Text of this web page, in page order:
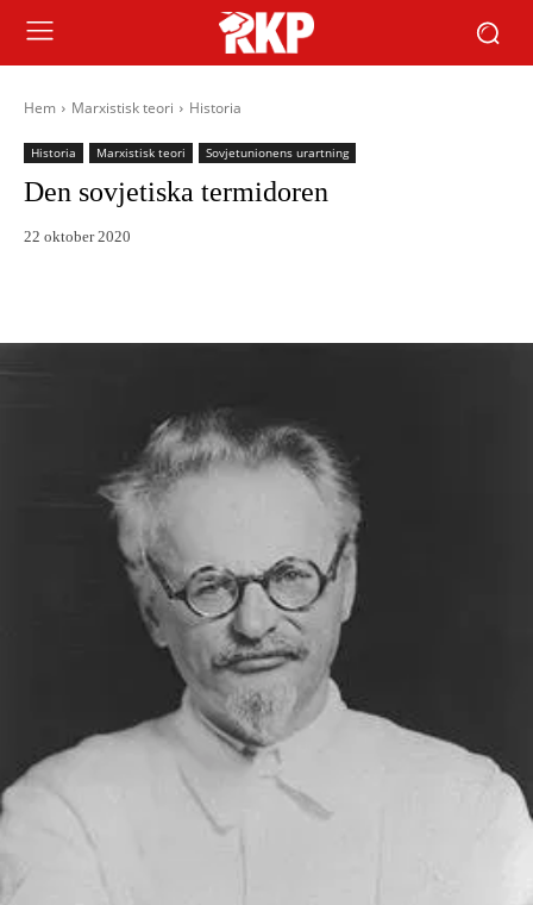
Hem Marxistisk teori Historia
Historia Marxistisk teori Sovjetunionens urartning
Den sovjetiska termidoren
22 oktober 2020